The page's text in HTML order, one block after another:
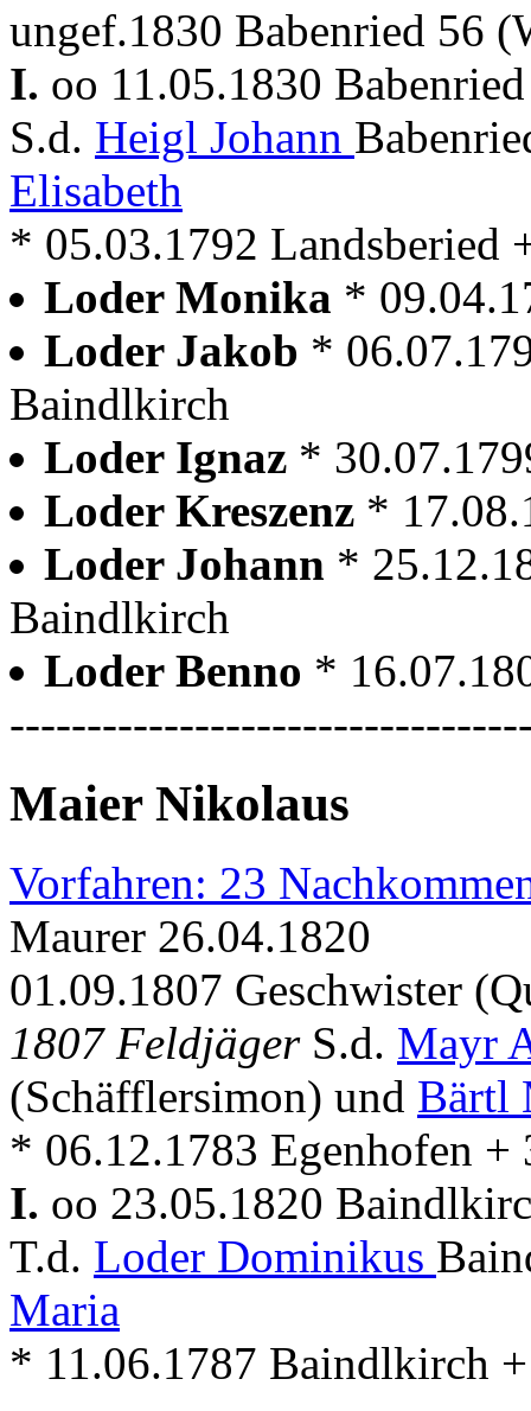
ungef.1830 Babenried 56
I. oo 11.05.1830
S.d. Heigl Johann
Elisabeth
* 05.03.1792 Landsberied
Loder Monika *
Loder Jakob *
Baindlkirch
Loder Ignaz *
Loder Kreszenz *
Loder Johann *
Baindlkirch
Loder Benno *
Maier Nikolaus
Vorfahren: 23
Maurer 26.04.1820
01.09.1807 Geschwister
1807 Feldjäger S.d. Mayr
(Schäfflersimon) und Bärtl
* 06.12.1783 Egenhofen
I. oo 23.05.1820
T.d. Loder Dominikus
Maria
* 11.06.1787 Baindlkirch